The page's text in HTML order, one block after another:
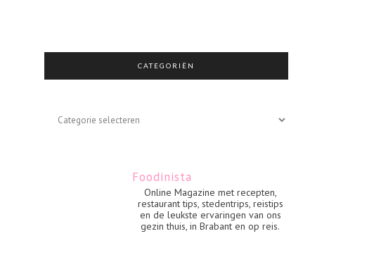
CATEGORIËN
Categoriën
Foodinista
Online Magazine met recepten,
restaurant tips, stedentrips, reistips
en de leukste ervaringen van ons
gezin thuis, in Brabant en op reis.